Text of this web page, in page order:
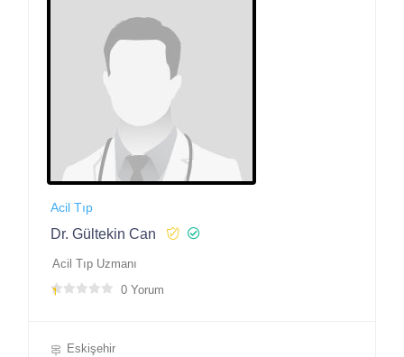
Acil Tıp
Dr. Gültekin Can
Acil Tıp Uzmanı
0 Yorum
Eskişehir